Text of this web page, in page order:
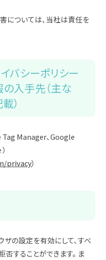
については、当社は責任を
バシーポリシー
入手先（主な
）
Manager、Google
privacy）
ザの設定を有効にして、すべ
することができます。 ま